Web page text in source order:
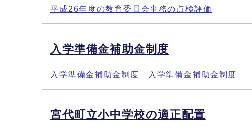
平成26年度の教育委員会事務の点検評価
入学準備金補助金制度
入学準備金補助金制度 入学準備金補助金制度
宮代町立小中学校の適正配置